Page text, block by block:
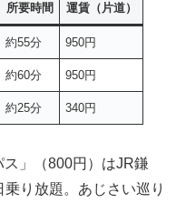
所要時間 運賃（片道）
約55分 950円
約60分 950円
約25分 340円
」（800円）はJR鎌
り放題。あじさい巡り